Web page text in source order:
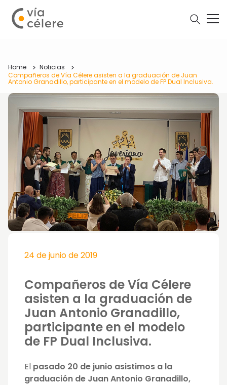
Home
Noticias
Compañeros de Vía Célere asisten a la graduación de Juan
Antonio Granadillo, participante en el modelo de FP Dual Inclusiva.
24 de junio de 2019
Compañeros de Vía Célere
asisten a la graduación de
Juan Antonio Granadillo,
participante en el modelo
de FP Dual Inclusiva.
El pasado 20 de junio asistimos a la
graduación de Juan Antonio Granadillo,